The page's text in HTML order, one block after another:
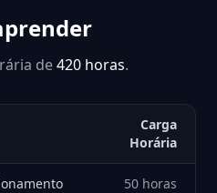
de420 horas.
Carga
Horária
50 horas